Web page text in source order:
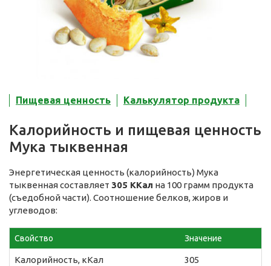
Пищевая ценность Калькулятор продукта
Калорийность и пищевая ценность
Мука тыквенная
Энергетическая ценность (калорийность) Мука
тыквенная составляет 305 ККал на 100 грамм продукта
(съедобной части). Соотношение белков, жиров и
углеводов:
Свойство Значение
Калорийность, кКал 305